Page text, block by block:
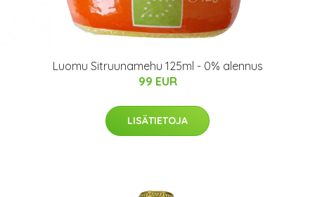
Luomu Sitruunamehu 125ml - 0% alennus
99 EUR
LISÄTIETOJA